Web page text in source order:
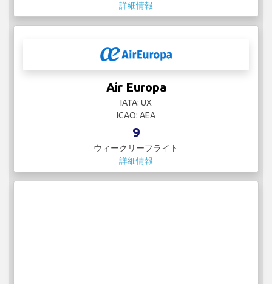
詳細情報
Air Europa
IATA: UX
ICAO: AEA
9
ウィークリーフライト
詳細情報